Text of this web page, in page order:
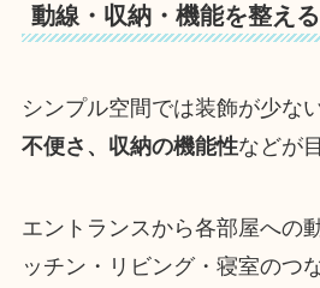
動線・収納・機能を整える
シンプル空間では装飾が少ない
不便さ、収納の機能性などが
エントランスから各部屋への
ッチン・リビング・寝室のつ